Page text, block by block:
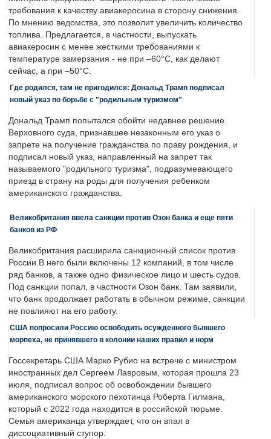
требования к качеству авиакеросина в сторону снижения.
По мнению ведомства, это позволит увеличить количество
топлива. Предлагается, в частности, выпускать
авиакеросин с менее жесткими требованиями к
температуре замерзания - не при –60°C, как делают
сейчас, а при –50°C.
Где родился, там не пригодился: Дональд Трамп подписал
новый указ по борьбе с "родильным туризмом"
Дональд Трамп попытался обойти недавнее решение
Верховного суда, признавшее незаконным его указ о
запрете на получение гражданства по праву рождения, и
подписал новый указ, направленный на запрет так
называемого "родильного туризма", подразумевающего
приезд в страну на роды для получения ребенком
американского гражданства.
Великобритания ввела санкции против Озон банка и еще пяти
банков из РФ
Великобритания расширила санкционный список против
России.В него были включены 12 компаний, в том числе
ряд банков, а также одно физическое лицо и шесть судов.
Под санкции попал, в частности Озон банк. Там заявили,
что банк продолжает работать в обычном режиме, санкции
не повлияют на его работу.
США попросили Россию освободить осужденного бывшего
морпеха, не принявшего в колонии наших правил и норм
Госсекретарь США Марко Рубио на встрече с министром
иностранных дел Сергеем Лавровым, которая прошла 23
июля, подписал вопрос об освобождении бывшего
американского морского пехотинца Роберта Гилмана,
который с 2022 года находится в российской тюрьме.
Семья американца утверждает, что он впал в
диссоциативный ступор.